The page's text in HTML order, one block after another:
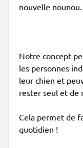
nouvelle nounou.
Notre concept
les personnes
leur chien et
rester seul et de
Cela permet de
quotidien !